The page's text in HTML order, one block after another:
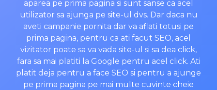
aparea pe prima pagina si sunt sanse ca acel
utilizator sa ajunga pe site-ul dvs. Dar daca nu
aveti campanie pornita dar va aflati totusi pe
prima pagina, pentru ca ati facut SEO, acel
vizitator poate sa va vada site-ul si sa dea click,
fara sa mai platiti la Google pentru acel click. Ati
platit deja pentru a face SEO si pentru a ajunge
pe prima pagina pe mai multe cuvinte cheie